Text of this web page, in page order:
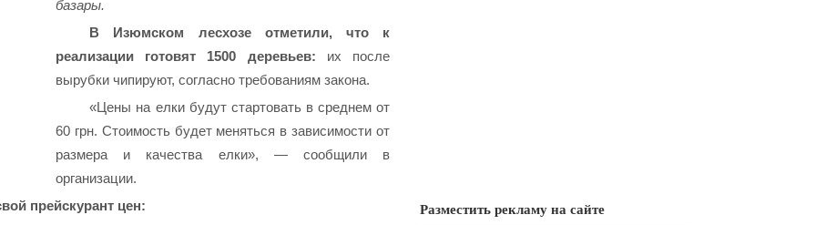
базары.
В Изюмском лесхозе отметили, что к
реализации готовят 1500 деревьев: их после
вырубки чипируют, согласно требованиям закона.
«Цены на елки будут стартовать в среднем от
60 грн. Стоимость будет меняться в зависимости от
размера и качества елки», — сообщили в
организации.
прейскурант цен:
Разместить рекламу на сайте